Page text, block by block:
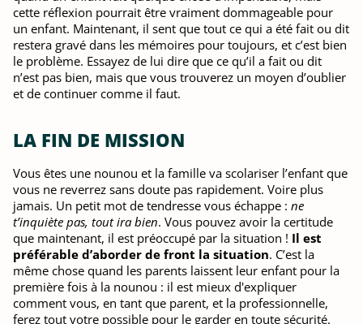
cette réflexion pourrait être vraiment dommageable pour
un enfant. Maintenant, il sent que tout ce qui a été fait ou dit
restera gravé dans les mémoires pour toujours, et c’est bien
le problème. Essayez de lui dire que ce qu’il a fait ou dit
n’est pas bien, mais que vous trouverez un moyen d’oublier
et de continuer comme il faut.
LA FIN DE MISSION
Vous êtes une nounou et la famille va scolariser l’enfant que
vous ne reverrez sans doute pas rapidement. Voire plus
jamais. Un petit mot de tendresse vous échappe : ne
t’inquiète pas, tout ira bien. Vous pouvez avoir la certitude
que maintenant, il est préoccupé par la situation ! Il est
préférable d’aborder de front la situation. C’est la
même chose quand les parents laissent leur enfant pour la
première fois à la nounou : il est mieux d'expliquer
comment vous, en tant que parent, et la professionnelle,
ferez tout votre possible pour le garder en toute sécurité.